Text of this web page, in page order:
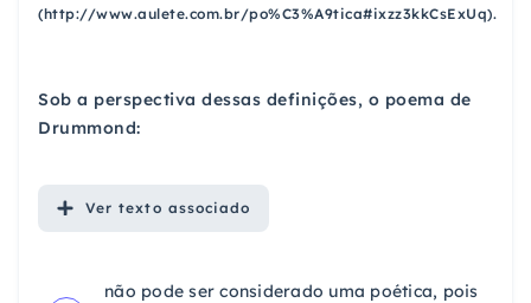
(http://www.aulete.com.br/po%C3%A9tica#ixzz3kkCsExUq).
Sob a perspectiva dessas definições, o poema de
Drummond:
Ver texto associado
não pode ser considerado uma poética, pois